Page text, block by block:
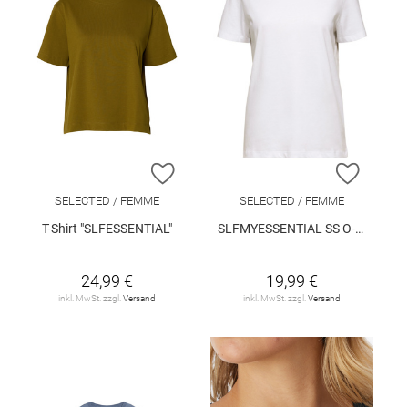
ZUR WUNSCHLISTE HINZUFÜGEN
SELECTED / FEMME
T-Shirt "SLFESSENTIAL"
24,99 €
inkl. MwSt. zzgl. Versand
ZUR
SELECTED / FEMME
SLFMYESSENTIAL SS O-NECK TEE NOOS
19,99 €
inkl. MwSt. zzgl. Versand